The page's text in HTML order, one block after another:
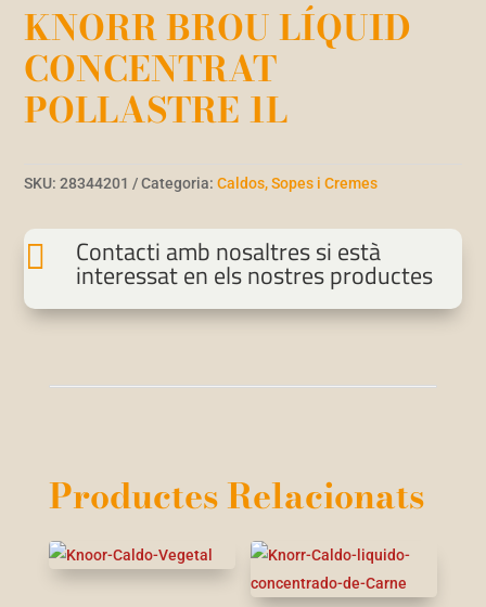
KNORR BROU LÍQUID
CONCENTRAT
POLLASTRE 1L
SKU:28344201 Categoria:Caldos, Sopes i Cremes
 Contacti amb nosaltres si està
interessat en els nostres productes
Productes Relacionats